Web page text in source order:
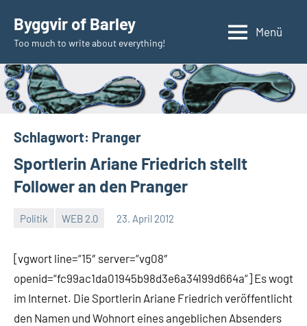
Inhalt
springen
Byggvir of Barley
Too much to write about everything!
Menü
Schlagwort: Pranger
Sportlerin Ariane Friedrich stellt
Follower an den Pranger
Politik WEB 2.0 23. April 2012
[vgwort line=“15″ server=“vg08″
openid=“fc99ac1da01945b98d3e6a34199d664a“] Es wogt
im Internet. Die Sportlerin Ariane Friedrich veröffentlicht
den Namen und Wohnort eines angeblichen Absenders